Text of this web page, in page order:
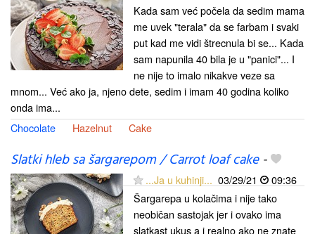
Kada sam već počela da sedim mama
me uvek "terala" da se farbam i svaki
put kad me vidi štrecnula bi se... Kada
sam napunila 40 bila je u "panici"... I
ne nije to imalo nikakve veze sa
mnom... Već ako ja, njeno dete, sedim i imam 40 godina koliko
onda ima...
Chocolate
Hazelnut Cake
Slatki hleb sa šargarepom / Carrot loaf cake-
...Ja u kuhinji... 03/29/21
09:36
Šargarepa u kolačima i nije tako
neobičan sastojak jer i ovako ima
slatkast ukus a i realno ako ne znate